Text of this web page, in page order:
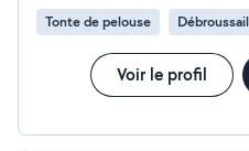
Tonte de pelouse
Voir le profil